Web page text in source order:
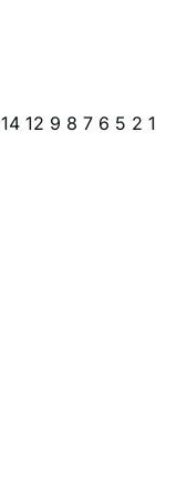
14 12 9 8 7 6 5 2 1